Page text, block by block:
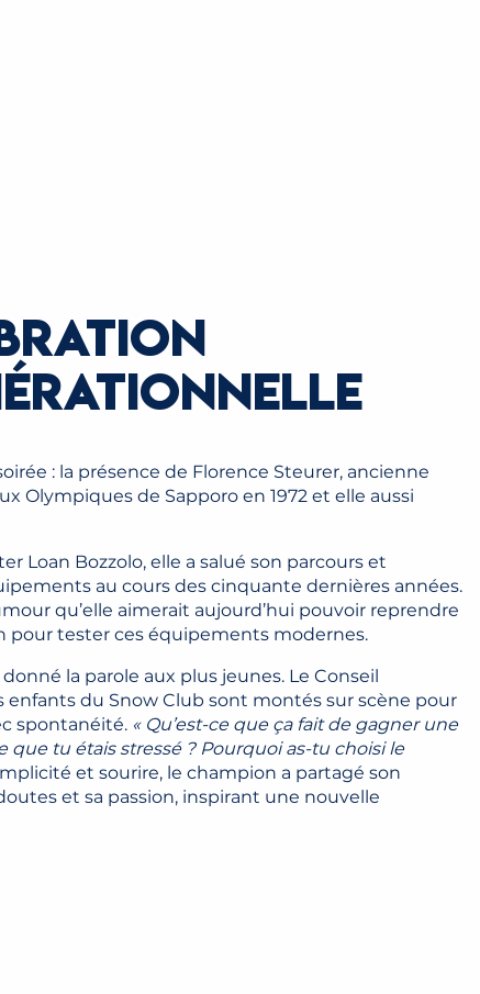
: la présence de Florence Steurer, ancienne
Olympiques de Sapporo en 1972 et elle aussi
Loan Bozzolo, elle a salué son parcours et
au cours des cinquante dernières années.
qu’elle aimerait aujourd’hui pouvoir reprendre
pour tester ces équipements modernes.
la parole aux plus jeunes. Le Conseil
enfants du Snow Club sont montés sur scène pour
spontanéité. « Qu’est-ce que ça fait de gagner une
que tu étais stressé ? Pourquoi as-tu choisi le
et sourire, le champion a partagé son
et sa passion, inspirant une nouvelle